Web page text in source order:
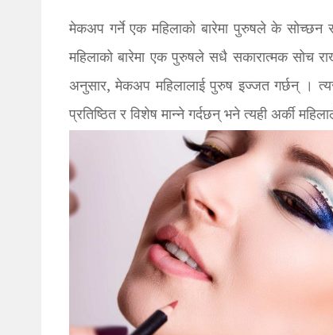
मेकअप गर्ने एक महिलाको बारेमा पुरुषले के सोच्छन
महिलाको बारेमा एक पुरुषले सधै सकारात्मक सोच
अनुसार, मेकअप महिलालाई पुरुष इज्जत गर्छन् ।
प्रतिष्ठि‍त र विशेष मान्ने गर्दछन् भने त्यही अर्की